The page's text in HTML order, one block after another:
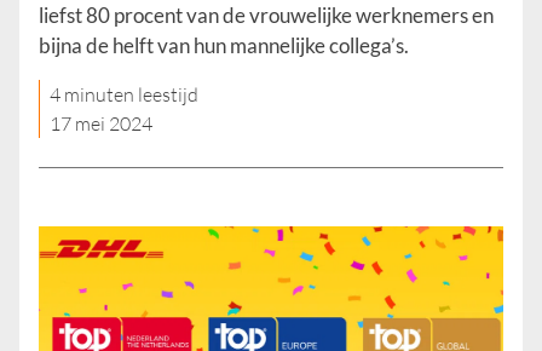
liefst 80 procent van de vrouwelijke werknemers en
bijna de helft van hun mannelijke collega’s.
4 minuten leestijd
17 mei 2024